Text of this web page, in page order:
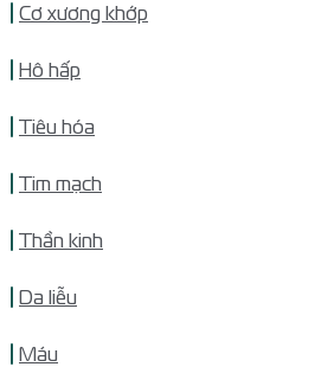
Cơ xương khớp
Hô hấp
Tiêu hóa
Tim mạch
Thần kinh
Da liễu
Máu